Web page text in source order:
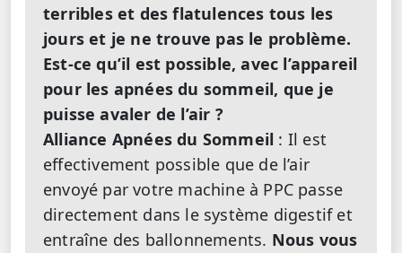
terribles et des flatulences tous les
jours et je ne trouve pas le problème.
Est-ce qu’il est possible, avec l’appareil
pour les apnées du sommeil, que je
puisse avaler de l’air ?
Alliance Apnées du Sommeil : Il est
effectivement possible que de l’air
envoyé par votre machine à PPC passe
directement dans le système digestif et
entraîne des ballonnements. Nous vous